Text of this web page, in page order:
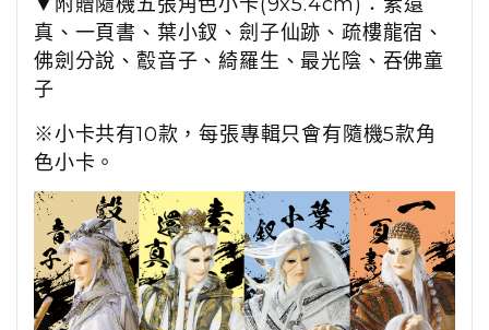
▼ 附贈隨機五張角色小卡(9x5.4cm)：素還
真、一頁書、葉小釵、劍子仙跡、疏樓龍宿、
佛劍分說、鷇音子、綺羅生、最光陰、吞佛童
子
※小卡共有10款，每張專輯只會有隨機5款角
色小卡。